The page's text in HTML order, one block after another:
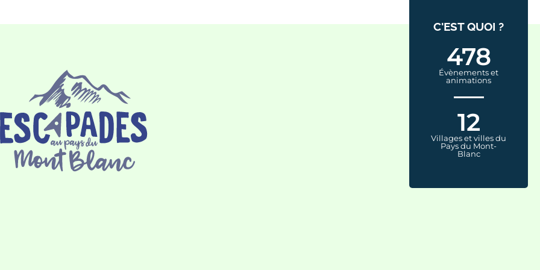
C'EST QUOI ?
478
Évènements et
animations
12
Villages et villes du
Pays du Mont-
Blanc